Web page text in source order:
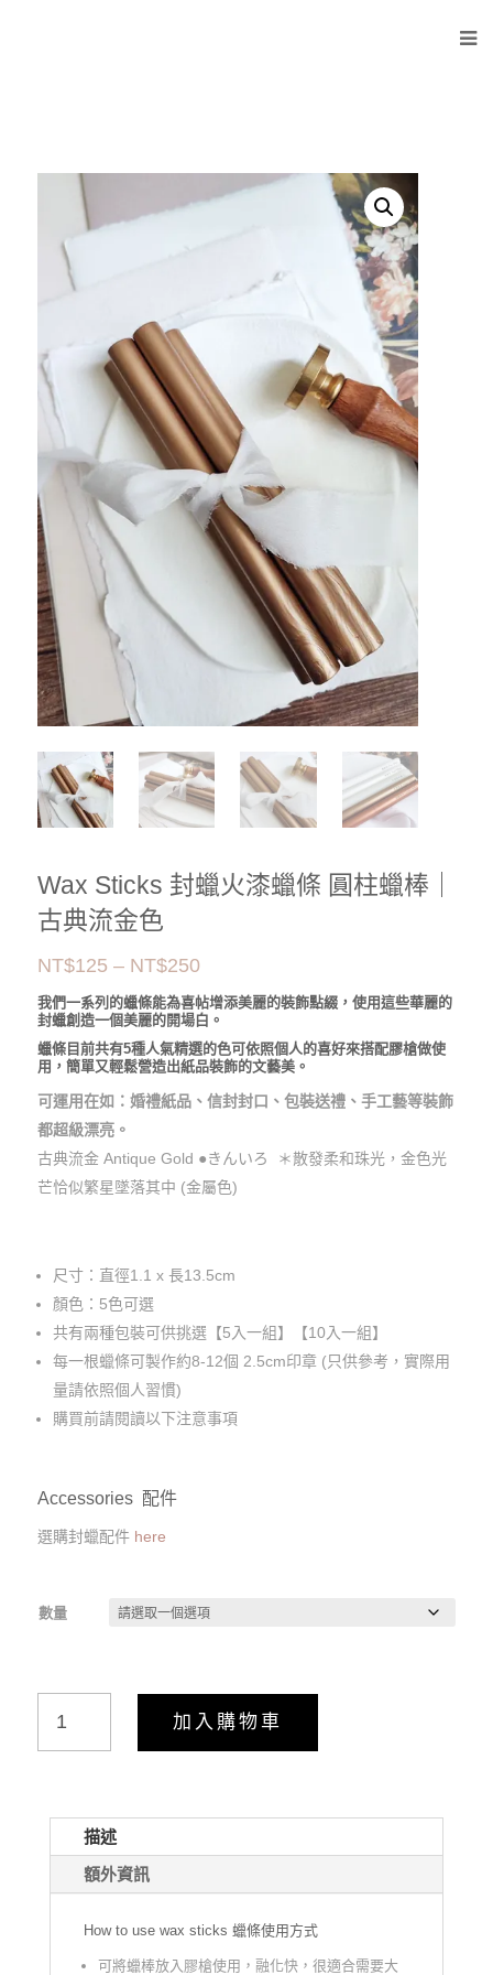
Wax Sticks 封蠟火漆蠟條 圓柱蠟棒｜
古典流金色
NT$125 – NT$250價
格
範
圍：
NT$125
到
我們一系列的蠟條能為喜帖增添美麗的裝飾點綴，使用這些華麗的
封蠟創造一個美麗的開場白。
蠟條目前共有5種人氣精選的色可依照個人的喜好來搭配膠槍做使
用，簡單又輕鬆營造出紙品裝飾的文藝美。
可運用在如：婚禮紙品、信封封口、包裝送禮、手工藝等裝飾
都超級漂亮。
古典流金 Antique Gold ●きんいろ ＊散發柔和珠光，金色光
芒恰似繁星墜落其中 (金屬色)
尺寸：直徑1.1 x 長13.5cm
顏色：5色可選
共有兩種包裝可供挑選【5入一組】【10入一組】
每一根蠟條可製作約8-12個 2.5cm印章 (只供參考，實際用
量請依照個人習慣)
購買前請閱讀以下注意事項
Accessories 配件
選購封蠟配件 here
數量
火
加入購物車
描述
額外資訊
How to use wax sticks 蠟條使用方式
可將蠟棒放入膠槍使用，融化快，很適合需要大